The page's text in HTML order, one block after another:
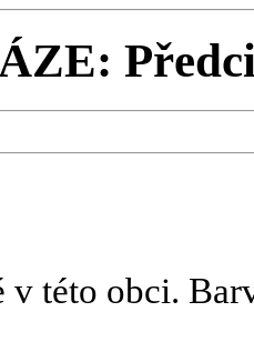
v této obci.